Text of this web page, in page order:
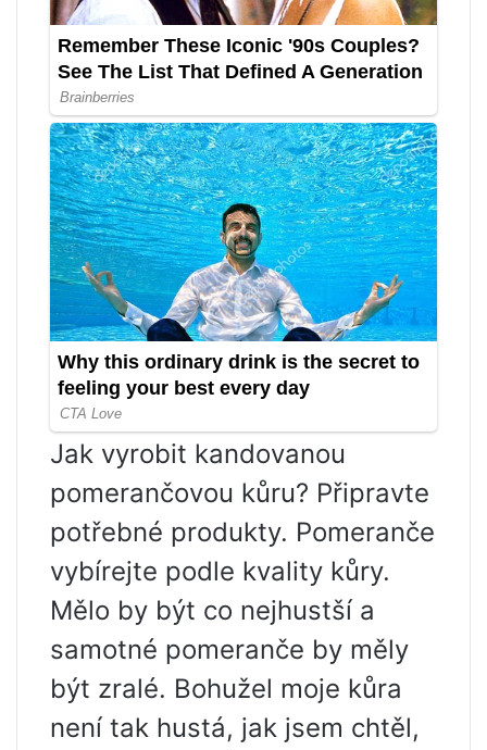
Jak vyrobit kandovanou
pomerančovou kůru? Připravte
potřebné produkty. Pomeranče
vybírejte podle kvality kůry.
Mělo by být co nejhustší a
samotné pomeranče by měly
být zralé. Bohužel moje kůra
není tak hustá, jak jsem chtěl,